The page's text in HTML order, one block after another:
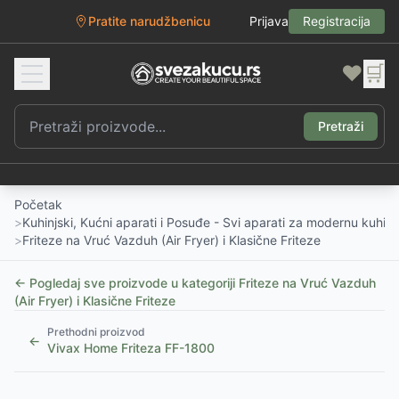
Pratite narudžbenicu Prijava Registracija
❤️ 🛒
Pretraži
Početak
>Kuhinjski, Kućni aparati i Posuđe - Svi aparati za modernu
>Friteze na Vruć Vazduh (Air Fryer) i Klasične Friteze
← Pogledaj sve proizvode u kategoriji Friteze na Vruć Vazduh
(Air Fryer) i Klasične Friteze
←
Prethodni proizvod
Vivax Home Friteza FF-1800